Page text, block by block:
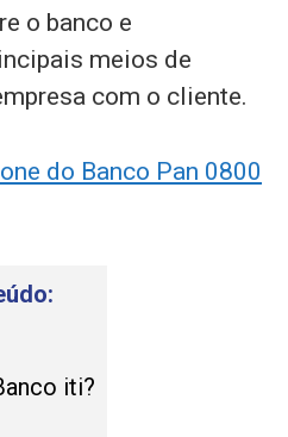
o banco e
meios de
com o cliente.
do Banco Pan 0800
iti?